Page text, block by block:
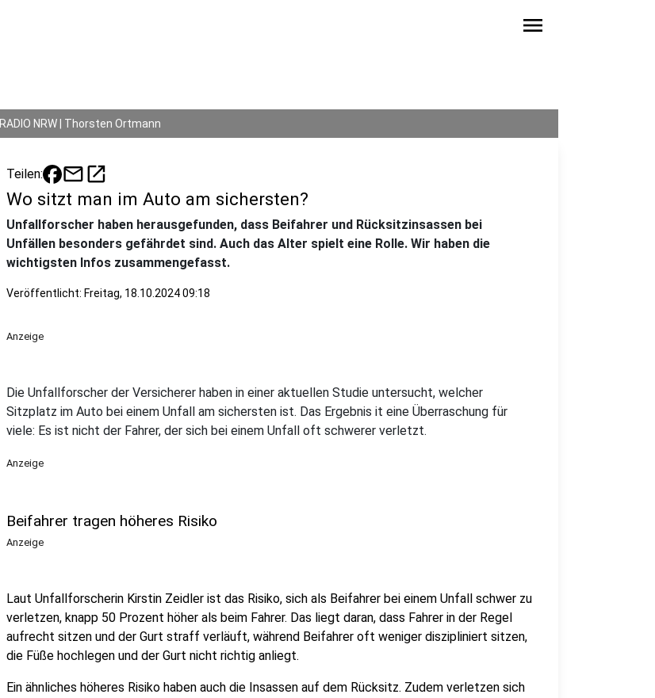
menu
RADIO NRW | Thorsten Ortmann
Teilen: mailopen_in_new
Wo sitzt man im Auto am sichersten?
Unfallforscher haben herausgefunden, dass Beifahrer und Rücksitzinsassen bei
Unfällen besonders gefährdet sind. Auch das Alter spielt eine Rolle. Wir haben die
wichtigsten Infos zusammengefasst.
Veröffentlicht: Freitag, 18.10.2024 09:18
Anzeige
Die Unfallforscher der Versicherer haben in einer aktuellen Studie untersucht, welcher
Sitzplatz im Auto bei einem Unfall am sichersten ist. Das Ergebnis it eine Überraschung für
viele: Es ist nicht der Fahrer, der sich bei einem Unfall oft schwerer verletzt.
Anzeige
Beifahrer tragen höheres Risiko
Anzeige
Laut Unfallforscherin Kirstin Zeidler ist das Risiko, sich als Beifahrer bei einem Unfall schwer zu
verletzen, knapp 50 Prozent höher als beim Fahrer. Das liegt daran, dass Fahrer in der Regel
aufrecht sitzen und der Gurt straff verläuft, während Beifahrer oft weniger diszipliniert sitzen,
die Füße hochlegen und der Gurt nicht richtig anliegt.
Ein ähnliches höheres Risiko haben auch die Insassen auf dem Rücksitz. Zudem verletzen sich